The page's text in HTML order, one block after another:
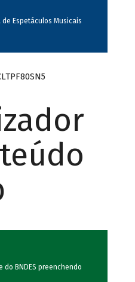
Espetáculos Musicais
BNDES preenchendo